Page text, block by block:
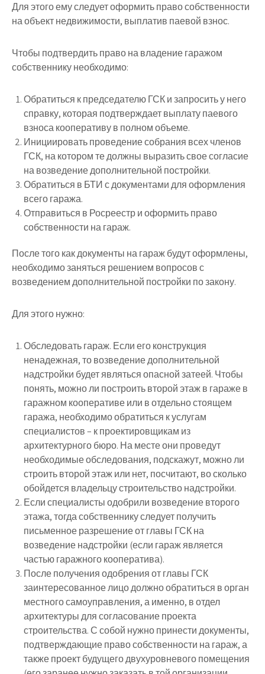
Для этого ему следует оформить право собственности
на объект недвижимости, выплатив паевой взнос.
Чтобы подтвердить право на владение гаражом
собственнику необходимо:
Обратиться к председателю ГСК и запросить у него
справку, которая подтверждает выплату паевого
взноса кооперативу в полном объеме.
Инициировать проведение собрания всех членов
ГСК, на котором те должны выразить свое согласие
на возведение дополнительной постройки.
Обратиться в БТИ с документами для оформления
всего гаража.
Отправиться в Росреестр и оформить право
собственности на гараж.
После того как документы на гараж будут оформлены,
необходимо заняться решением вопросов с
возведением дополнительной постройки по закону.
Для этого нужно:
Обследовать гараж. Если его конструкция
ненадежная, то возведение дополнительной
надстройки будет являться опасной затеей. Чтобы
понять, можно ли построить второй этаж в гараже в
гаражном кооперативе или в отдельно стоящем
гаража, необходимо обратиться к услугам
специалистов – к проектировщикам из
архитектурного бюро. На месте они проведут
необходимые обследования, подскажут, можно ли
строить второй этаж или нет, посчитают, во сколько
обойдется владельцу строительство надстройки.
Если специалисты одобрили возведение второго
этажа, тогда собственнику следует получить
письменное разрешение от главы ГСК на
возведение надстройки (если гараж является
частью гаражного кооператива).
После получения одобрения от главы ГСК
заинтересованное лицо должно обратиться в орган
местного самоуправления, а именно, в отдел
архитектуры для согласование проекта
строительства. С собой нужно принести документы,
подтверждающие право собственности на гараж, а
также проект будущего двухуровневого помещения